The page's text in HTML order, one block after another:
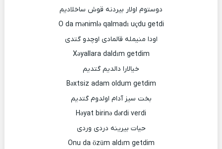
دوستوم اولار بیردنه قوش ساخلادیم
O da mənimlə qalmadı uçdu getdi
اودا منیمله قالمادی اوچدو گتدی
Xəyallara daldım getdim
خیالارا دالدیم گتدیم
Bəxtsiz adam oldum getdim
بخت سیز آدام اولدوم گتدیم
Həyat birinə dərdi verdi
حیات بیرینه دردی وردی
Onu da özüm aldım getdim